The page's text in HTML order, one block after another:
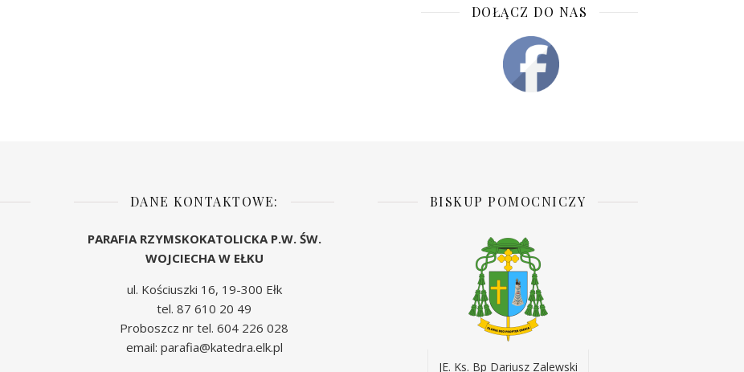
DOŁĄCZ DO NAS
DANE KONTAKTOWE:
PARAFIA RZYMSKOKATOLICKA P.W. ŚW.
WOJCIECHA W EŁKU
ul. Kościuszki 16, 19-300 Ełk
tel. 87 610 20 49
Proboszcz nr tel. 604 226 028
email: parafia@katedra.elk.pl
BISKUP POMOCNICZY
JE. Ks. Bp Dariusz Zalewski